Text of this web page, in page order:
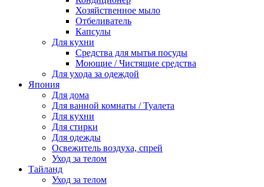
Хозяйственное мыло
Отбеливатель
Капсулы
Для кухни
Средства для мытья посуды
Моющие / Чистящие средства
Для ухода за одеждой
Япония
Для дома
Для ванной комнаты / Туалета
Для кухни
Для стирки
Для одежды
Освежитель воздуха, спрей
Уход за телом
Тайланд
Уход за телом